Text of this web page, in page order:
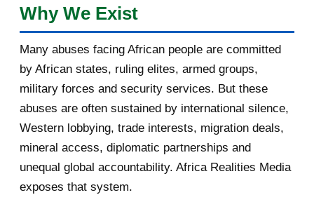
Du parrainage à l’impunité :
comment les États-Uni...
Du parrainage à l'impunité :
comment les États-Uni...
From Patronage to Impunity: How
the United States ...
When the DRC Must Be Reminded
of Its Right to Self...
Why We Exist
Many abuses facing African people are committed
by African states, ruling elites, armed groups,
military forces and security services. But these
abuses are often sustained by international silence,
Western lobbying, trade interests, migration deals,
mineral access, diplomatic partnerships and
unequal global accountability. Africa Realities Media
exposes that system.